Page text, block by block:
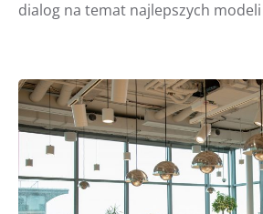
dialog na temat najlepszych